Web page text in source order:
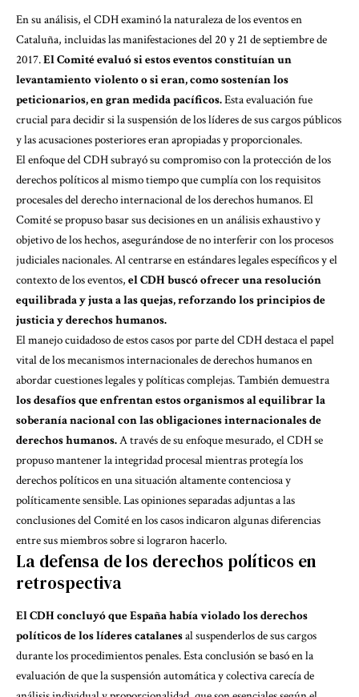
En su análisis, el CDH examinó la naturaleza de los eventos en
Cataluña, incluidas las manifestaciones del 20 y 21 de septiembre de
2017.El Comité evaluó si estos eventos constituían un
levantamiento violento o si eran, como sostenían los
peticionarios, en gran medida pacíficos.Esta evaluación fue
crucial para decidir si la suspensión de los líderes de sus cargos públicos
y las acusaciones posteriores eran apropiadas y proporcionales.
El enfoque del CDH subrayó su compromiso con la protección de los
derechos políticos al mismo tiempo que cumplía con los requisitos
procesales del derecho internacional de los derechos humanos. El
Comité se propuso basar sus decisiones en un análisis exhaustivo y
objetivo de los hechos, asegurándose de no interferir con los procesos
judiciales nacionales. Al centrarse en estándares legales específicos y el
contexto de los eventos, el CDH buscó ofrecer una resolución
equilibrada y justa a las quejas, reforzando los principios de
justicia y derechos humanos.
El manejo cuidadoso de estos casos por parte del CDH destaca el papel
vital de los mecanismos internacionales de derechos humanos en
abordar cuestiones legales y políticas complejas. También demuestra
los desafíos que enfrentan estos organismos al equilibrar la
soberanía nacional con las obligaciones internacionales de
derechos humanos.A través de su enfoque mesurado, el CDH se
propuso mantener la integridad procesal mientras protegía los
derechos políticos en una situación altamente contenciosa y
políticamente sensible. Las opiniones separadas adjuntas a las
conclusiones del Comité en los casos indicaron algunas diferencias
entre sus miembros sobre si lograron hacerlo.
La defensa de los derechos políticos en
retrospectiva
El CDH concluyó que España había violado los derechos
políticos de los líderes catalanesal suspenderlos de sus cargos
durante los procedimientos penales. Esta conclusión se basó en la
evaluación de que la suspensión automática y colectiva carecía de